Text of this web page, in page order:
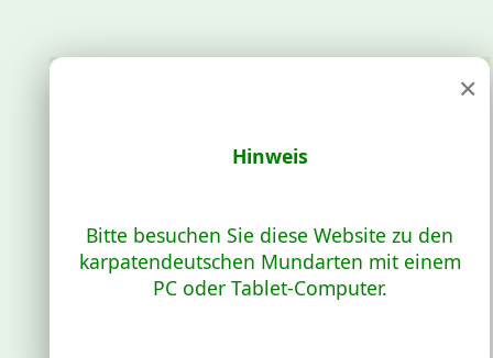
×
Hinweis
Bitte besuchen Sie diese Website zu den
karpatendeutschen Mundarten mit einem
PC oder Tablet-Computer.